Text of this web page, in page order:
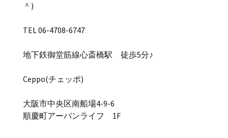
＾)
TEL 06-4708-6747
地下鉄御堂筋線心斎橋駅 徒歩5分♪
Ceppo(チェッポ)
大阪市中央区南船場4-9-6
順慶町アーバンライフ 1F